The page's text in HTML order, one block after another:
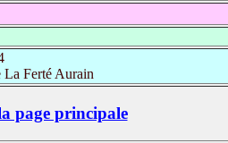
La Ferté Aurain
page principale